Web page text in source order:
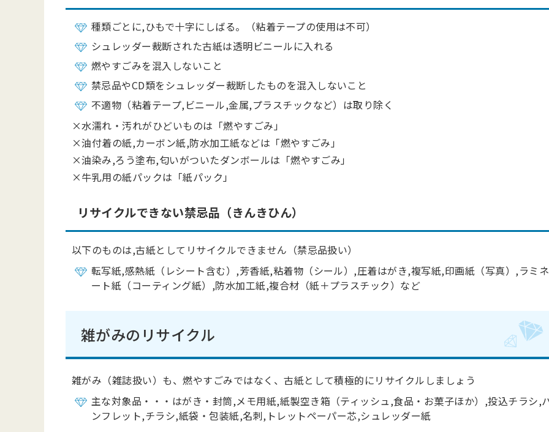
種類ごとに,ひもで十字にしばる。（粘着テープの使用は不可）
シュレッダー裁断された古紙は透明ビニールに入れる
燃やすごみを混入しないこと
禁忌品やCD類をシュレッダー裁断したものを混入しないこと
不適物（粘着テープ,ビニール,金属,プラスチックなど）は取り除く
×水濡れ・汚れがひどいものは「燃やすごみ」
×油付着の紙,カーボン紙,防水加工紙などは「燃やすごみ」
×油染み,ろう塗布,匂いがついたダンボールは「燃やすごみ」
×牛乳用の紙パックは「紙パック」
リサイクルできない禁忌品（きんきひん）
以下のものは,古紙としてリサイクルできません（禁忌品扱い）
転写紙,感熱紙（レシート含む）,芳香紙,粘着物（シール）,圧着はがき,複写紙,印画紙（写真）,ラミネ
ート紙（コーティング紙）,防水加工紙,複合材（紙＋プラスチック）など
雑がみのリサイクル
雑がみ（雑誌扱い）も、燃やすごみではなく、古紙として積極的にリサイクルしましょう
主な対象品・・・はがき・封筒,メモ用紙,紙製空き箱（ティッシュ,食品・お菓子ほか）,投込チラシ,
ンフレット,チラシ,紙袋・包装紙,名刺,トレットペーパー芯,シュレッダー紙